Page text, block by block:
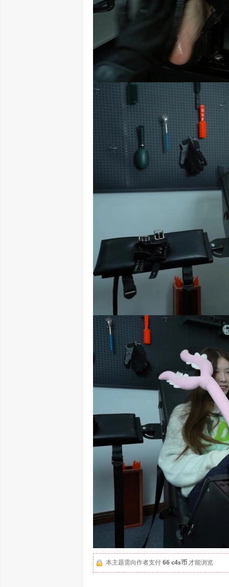
本主题需向作者支付66 c4s币才能浏览